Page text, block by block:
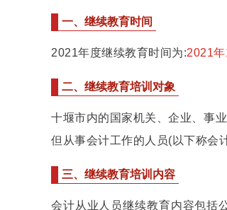
一、继续教育时间
2021年度继续教育时间为:2021
二、继续教育培训对象
十堰市内的国家机关、企业、事
但从事会计工作的人员(以下称会
三、继续教育培训内容
会计从业人员继续教育内容包括